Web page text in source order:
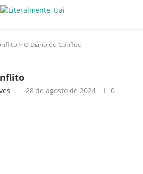
> O Diário do Conflito
28 de agosto de 2024
0